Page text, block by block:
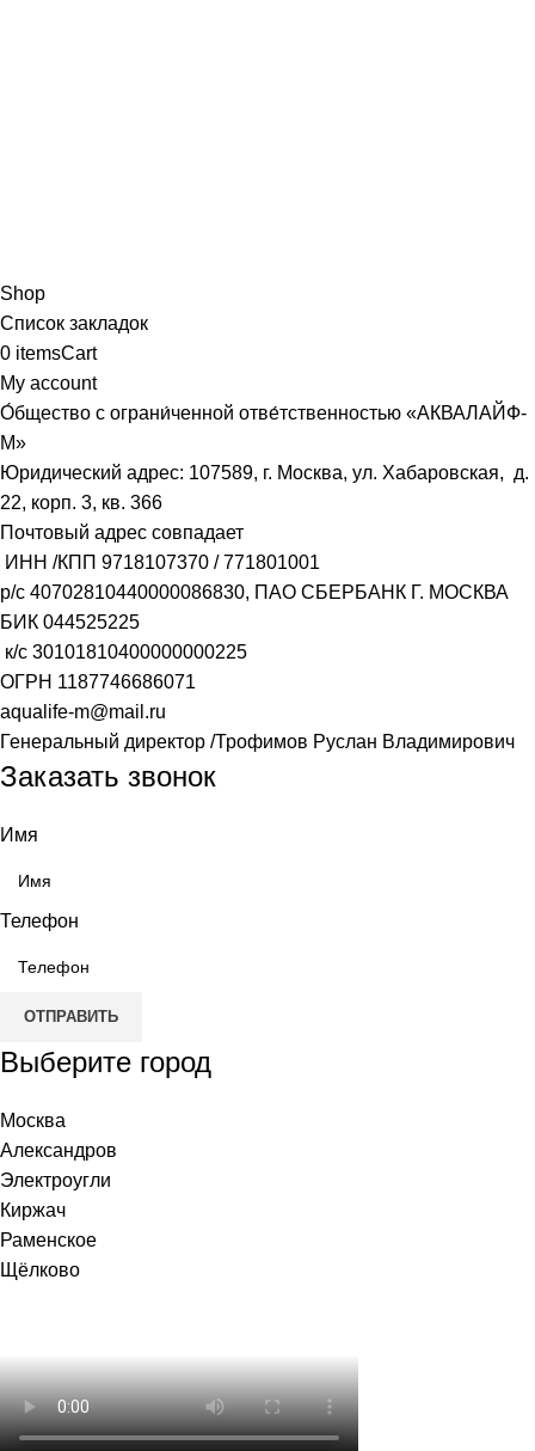
Shop
Список закладок
0 itemsCart
My account
О́бщество с ограни́ченной отве́тственностью «АКВАЛАЙФ-
М»
Юридический адрес: 107589, г. Москва, ул. Хабаровская, д.
22, корп. 3, кв. 366
Почтовый адрес совпадает
ИНН /КПП 9718107370 /771801001
р/с 40702810440000086830, ПАО СБЕРБАНК Г. МОСКВА
БИК 044525225
к/с 30101810400000000225
ОГРН 1187746686071
aqualife-m@mail.ru
Генеральный директор /Трофимов Руслан Владимирович
Заказать звонок
Имя
Телефон
ОТПРАВИТЬ
Выберите город
Москва
Александров
Электроугли
Киржач
Раменское
Щёлково